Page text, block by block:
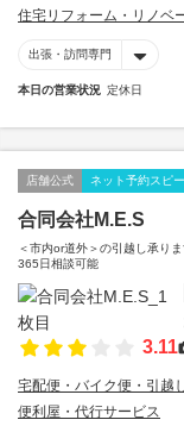
住宅リフォーム・リノベ
出張・訪問専門
本日の営業状況 定休日
店舗公式 ネット予約スピ
合同会社M.E.S
＜市内or道外＞の引越し承り
365日相談可能
3.11
宅配便・バイク便・引越
便利屋・代行サービス